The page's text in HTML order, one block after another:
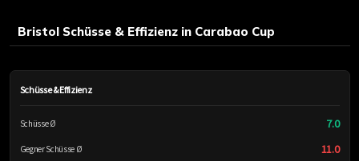
Bristol Schüsse & Effizienz in Carabao Cup
Schüsse & Effizienz
Schüsse Ø 7.0
Gegner Schüsse Ø 11.0